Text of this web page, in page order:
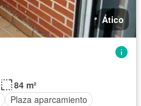
Ático
84 m²
Plaza aparcamiento